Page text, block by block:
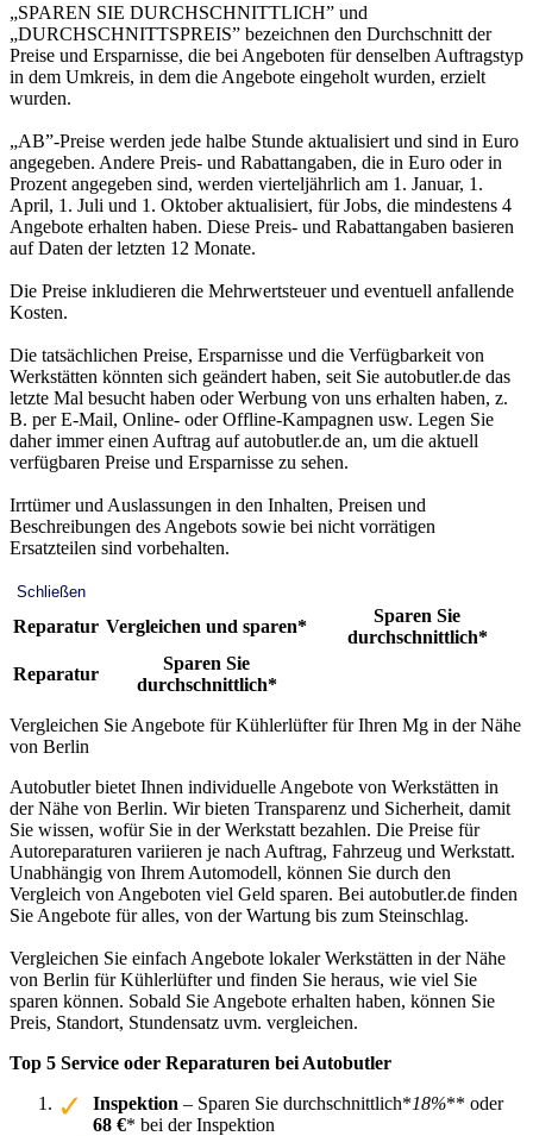
„SPAREN SIE DURCHSCHNITTLICH” und
„DURCHSCHNITTSPREIS” bezeichnen den Durchschnitt der
Preise und Ersparnisse, die bei Angeboten für denselben Auftragstyp
in dem Umkreis, in dem die Angebote eingeholt wurden, erzielt
wurden.
„AB”-Preise werden jede halbe Stunde aktualisiert und sind in Euro
angegeben. Andere Preis- und Rabattangaben, die in Euro oder in
Prozent angegeben sind, werden vierteljährlich am 1. Januar, 1.
April, 1. Juli und 1. Oktober aktualisiert, für Jobs, die mindestens 4
Angebote erhalten haben. Diese Preis- und Rabattangaben basieren
auf Daten der letzten 12 Monate.
Die Preise inkludieren die Mehrwertsteuer und eventuell anfallende
Kosten.
Die tatsächlichen Preise, Ersparnisse und die Verfügbarkeit von
Werkstätten könnten sich geändert haben, seit Sie autobutler.de das
letzte Mal besucht haben oder Werbung von uns erhalten haben, z.
B. per E-Mail, Online- oder Offline-Kampagnen usw. Legen Sie
daher immer einen Auftrag auf autobutler.de an, um die aktuell
verfügbaren Preise und Ersparnisse zu sehen.
Irrtümer und Auslassungen in den Inhalten, Preisen und
Beschreibungen des Angebots sowie bei nicht vorrätigen
Ersatzteilen sind vorbehalten.
Schließen
Reparatur Vergleichen und sparen*
Sparen Sie
durchschnittlich*
Reparatur
Sparen Sie
durchschnittlich*
Vergleichen Sie Angebote für Kühlerlüfter für Ihren Mg in der Nähe
von Berlin
Autobutler bietet Ihnen individuelle Angebote von Werkstätten in
der Nähe von Berlin. Wir bieten Transparenz und Sicherheit, damit
Sie wissen, wofür Sie in der Werkstatt bezahlen. Die Preise für
Autoreparaturen variieren je nach Auftrag, Fahrzeug und Werkstatt.
Unabhängig von Ihrem Automodell, können Sie durch den
Vergleich von Angeboten viel Geld sparen. Bei autobutler.de finden
Sie Angebote für alles, von der Wartung bis zum Steinschlag.
Vergleichen Sie einfach Angebote lokaler Werkstätten in der Nähe
von Berlin für Kühlerlüfter und finden Sie heraus, wie viel Sie
sparen können. Sobald Sie Angebote erhalten haben, können Sie
Preis, Standort, Stundensatz uvm. vergleichen.
Top 5 Service oder Reparaturen bei Autobutler
Inspektion – Sparen Sie durchschnittlich*18%** oder
68 €* bei der Inspektion